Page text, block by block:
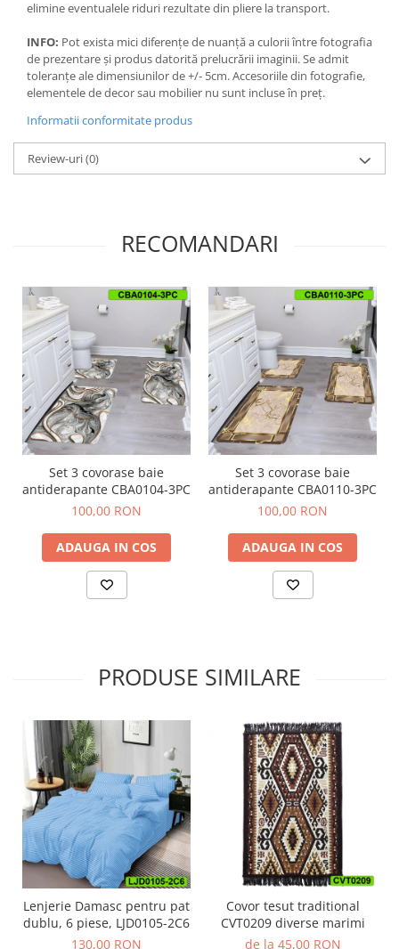
elimine eventualele riduri rezultate din pliere la transport.
INFO: Pot exista mici diferențe de nuanță a culorii între fotografia
de prezentare și produs datorită prelucrării imaginii. Se admit
toleranțe ale dimensiunilor de +/- 5cm. Accesoriile din fotografie,
elementele de decor sau mobilier nu sunt incluse în preț.
Informatii conformitate produs
Review-uri(0)
RECOMANDARI
Set 3 covorase baie
antiderapante CBA0104-3PC
100,00 RON
ADAUGA IN COS
Set 3 covorase baie
antiderapante CBA0110-3PC
100,00 RON
ADAUGA IN COS
PRODUSE SIMILARE
Lenjerie Damasc pentru pat
dublu, 6 piese, LJD0105-2C6
130,00 RON
Covor tesut traditional
CVT0209 diverse marimi
de la 45,00 RON